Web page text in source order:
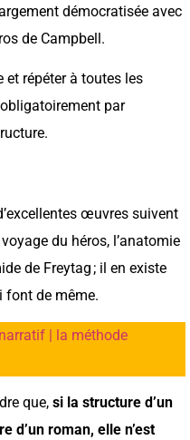
démocratisée avec
de Campbell.
et répéter à toutes les
par
œuvres suivent
du héros, l’anatomie
de Freytag ; il en existe
font de même.
| la méthode
que, si la structure d’un
d’un roman, elle n’est